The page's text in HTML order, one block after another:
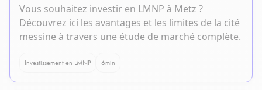
Vous souhaitez investir en LMNP à Metz ?
Découvrez ici les avantages et les limites de la cité
messine à travers une étude de marché complète.
Investissement en LMNP 6min